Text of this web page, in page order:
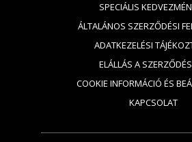
SPECIÁLIS
ÁLTALÁNOS SZERZŐDÉSI
ADATKEZELÉSI
ELÁLLÁS A
COOKIE INFORMÁCIÓ ÉS
KAPCSOLAT